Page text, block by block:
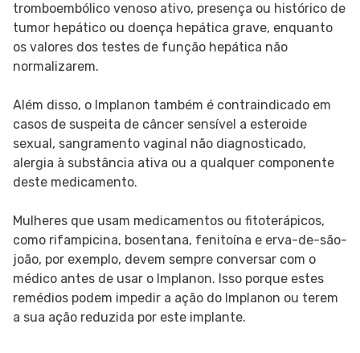
tromboembólico venoso ativo, presença ou histórico de
tumor hepático ou doença hepática grave, enquanto
os valores dos testes de função hepática não
normalizarem.
Além disso, o Implanon também é contraindicado em
casos de suspeita de câncer sensível a esteroide
sexual, sangramento vaginal não diagnosticado,
alergia à substância ativa ou a qualquer componente
deste medicamento.
Mulheres que usam medicamentos ou fitoterápicos,
como rifampicina, bosentana, fenitoína e erva-de-são-
joão, por exemplo, devem sempre conversar com o
médico antes de usar o Implanon. Isso porque estes
remédios podem impedir a ação do Implanon ou terem
a sua ação reduzida por este implante.